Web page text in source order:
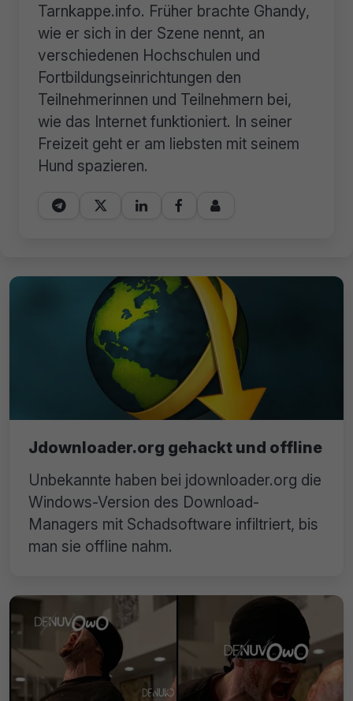
Tarnkappe.info. Früher brachte Ghandy,
wie er sich in der Szene nennt, an
verschiedenen Hochschulen und
Fortbildungseinrichtungen den
Teilnehmerinnen und Teilnehmern bei,
wie das Internet funktioniert. In seiner
Freizeit geht er am liebsten mit seinem
Hund spazieren.
    
Jdownloader.org gehackt und offline
Unbekannte haben bei jdownloader.org die
Windows-Version des Download-
Managers mit Schadsoftware infiltriert, bis
man sie offline nahm.